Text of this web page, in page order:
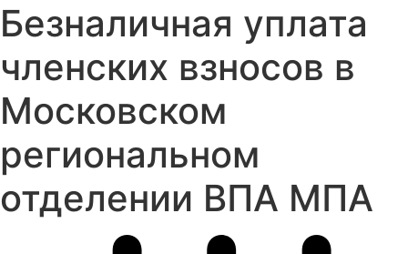
Безналичная уплата
членских взносов в
Московском
региональном
отделении ВПА МПА